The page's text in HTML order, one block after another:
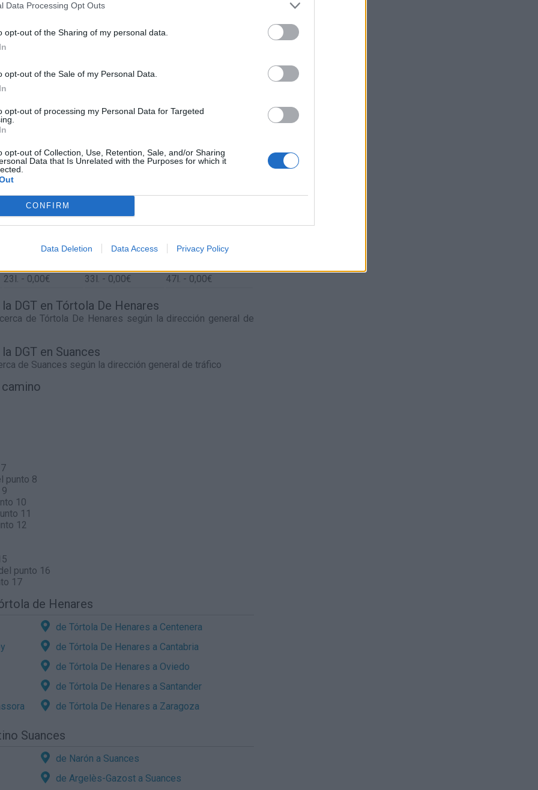
Data Processing Opt Outs
opt-out of the Sharing of my personal data.
opt-out of the Sale of my Personal Data.
opt-out of processing my Personal Data for Targeted
opt-out of Collection, Use, Retention, Sale, and/or Sharing
Data that Is Unrelated with the Purposes for which it
CONFIRM
Data Deletion Data Access Privacy Policy
De Henares y Suances
Gasto 5l/100km Gasto 7l/100km
Gasto 10l/100km
23 l. - 0,00€ 33 l. - 0,00€ 47l. - 0,00€
DGT en Tórtola De Henares
deTórtola De Henares según la dirección general de
DGT en Suances
de Suances según la dirección general de tráfico
punto 8
10
11
12
punto 16
17
de Henares
de Tórtola De Henares a Centenera
de Tórtola De Henares a Cantabria
de Tórtola De Henares a Oviedo
de Tórtola De Henares a Santander
de Tórtola De Henares a Zaragoza
Suances
de Narón a Suances
de Argelès-Gazost a Suances